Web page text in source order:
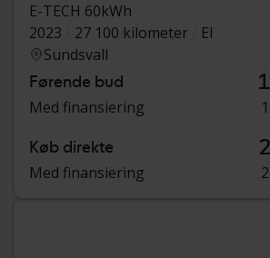
E-TECH 60kWh
2023
27 100 kilometer
El
Sundsvall
Førende bud
Med finansiering
Køb direkte
Med finansiering